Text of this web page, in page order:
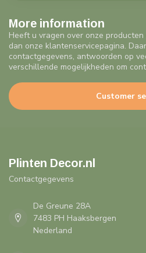
More information
Heeft u vragen over onze
dan onze klantenservicepagina.
contactgegevens, antwoorden op
verschillende mogelijkheden om
Customer
Plinten Decor.nl
Contactgegevens
De Greune 28A
7483 PH Haaksbergen
Nederland